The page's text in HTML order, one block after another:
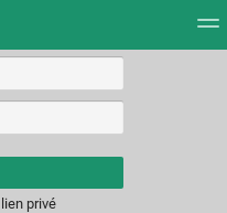
results.
lien privé